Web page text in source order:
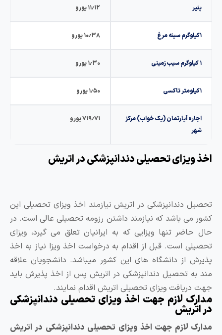
۱۰٫۳۸ یورو
اجاره آپارتمان (یک خواب) مرکز
۷۱۹٫۷۱ یورو
ویزای تحصیلی دندانپزشکی در اتریش
دندانپزشکی در اتریش نیازمند اخذ ویزای تحصیلی این
می باشد که نیازمند داشتن رزومه تحصیلی عالی است. در
حاضر تنها ویزایی که به ایرانیان تعلق می گیرد، ویزای
است. قبل از اقدام به درخواست اخذ ویزا نیاز به اخذ
از دانشگاه های این کشور میباشد. دانشجویان علاقه
به تحصیل دندانپزشکی در اتریش پس از اخذ پذیرش باید
دریافت ویزای تحصیلی اتریش اقدام نمایند.
لازم جهت اخذ ویزای تحصیلی دندانپزشکی
اتریش
لازم جهت اخذ ویزای تحصیلی دندانپزشکی در اتریش